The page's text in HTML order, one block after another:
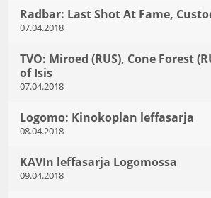
Radbar: Last Shot At Fame,
07.04.2018
TVO: Miroed (RUS), Cone Forest
of Isis
07.04.2018
Logomo: Kinokoplan leffasarja
08.04.2018
KAVIn leffasarja Logomossa
09.04.2018